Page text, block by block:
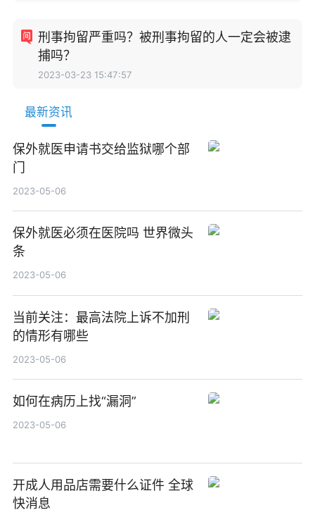
刑事拘留严重吗？被刑事拘留的人一定会被逮
捕吗？
2023-03-23 15:47:57
最新资讯
保外就医申请书交给监狱哪个部
门
2023-05-06
保外就医必须在医院吗 世界微头
条
2023-05-06
当前关注：最高法院上诉不加刑
的情形有哪些
2023-05-06
如何在病历上找“漏洞”
2023-05-06
开成人用品店需要什么证件 全球
快消息